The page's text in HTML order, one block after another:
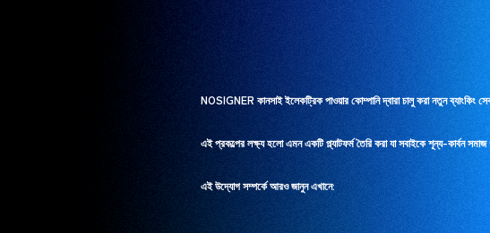
NOSIGNER কানসাই ইলেকট্রিক পাওয়ার কোম্পানি দ্বারা চালু করা নতুন ব্যাংকিং
এই প্রকল্পের লক্ষ্য হলো এমন একটি প্ল্যাটফর্ম তৈরি করা যা সবাইকে শূন্য-কার্বন
এই উদ্যোগ সম্পর্কে আরও জানুন এখানে: